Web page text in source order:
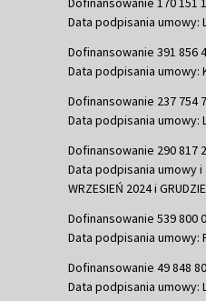
Data podpisania umowy:
Dofinansowanie 391 856
Data podpisania umowy:
Dofinansowanie 237 754
Data podpisania umowy:
Dofinansowanie 290 817
Data podpisania umowy i
WRZESIEŃ 2024 i
Dofinansowanie 539 800
Data podpisania umowy:
Dofinansowanie 49 848
Data podpisania umowy: